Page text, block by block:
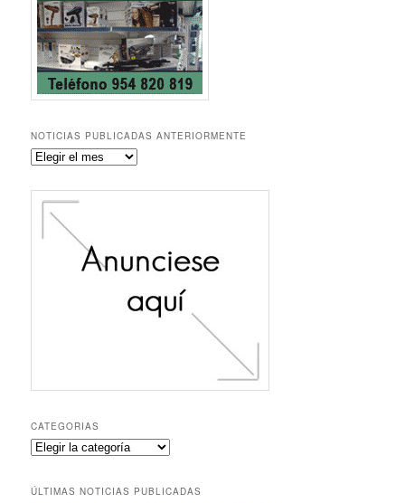
NOTICIAS PUBLICADAS ANTERIORMENTE
Noticias
anteriormente
CATEGORIAS
Categorias
ÚLTIMAS NOTICIAS PUBLICADAS